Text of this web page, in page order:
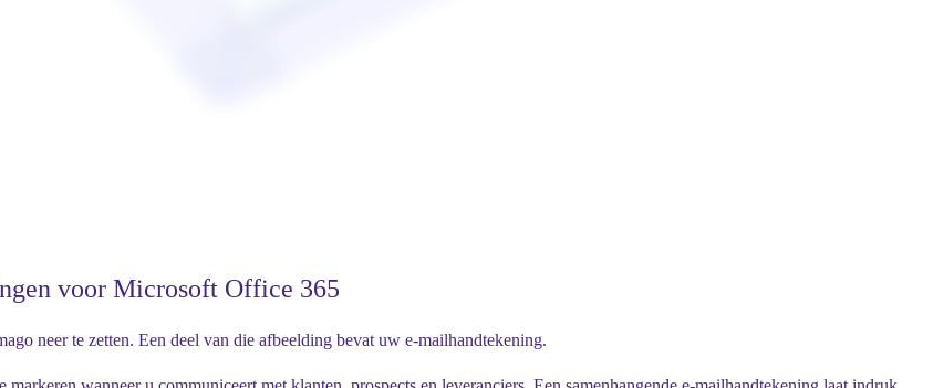
voor Microsoft Office 365
neer te zetten. Een deel van die afbeelding bevat uw e-mailhandtekening.